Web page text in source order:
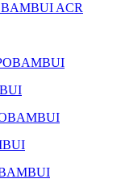
ACR